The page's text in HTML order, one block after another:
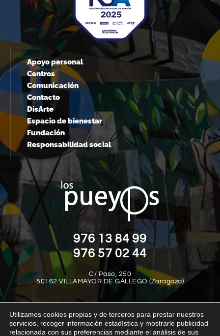
Apoyo personal
Centros
Comunicación
Contacto
DisArte
Espacio de bienestar
Fundación
Responsabilidad social
976 13 84 99
976 57 02 44
C/ Paso, 250
50162 VILLAMAYOR DE GÁLLEGO (Zaragoza)
Utilizamos cookies propias y de terceros para prestar nuestros
servicios, recoger información estadística y mostrarle publicidad
relacionada con sus preferencias mediante el análisis de sus